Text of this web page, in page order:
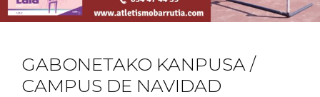
GABONETAKO KANPUSA /
CAMPUS DE NAVIDAD